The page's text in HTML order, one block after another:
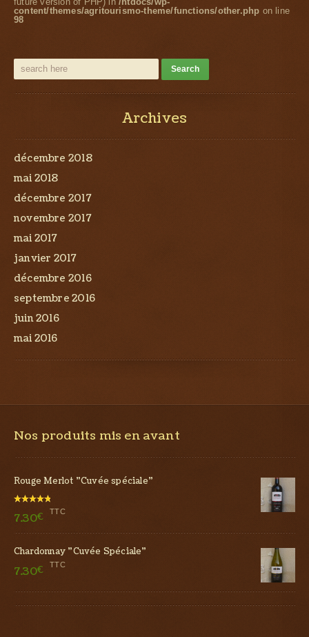
content/themes/agritourismo-theme/functions/other.php on line
98
Archives
décembre 2018
mai 2018
décembre 2017
novembre 2017
mai 2017
janvier 2017
décembre 2016
septembre 2016
juin 2016
mai 2016
Nos produits mis en avant
Rouge Merlot "Cuvée spéciale"
5.00
7.30€ TTC
Chardonnay "Cuvée Spéciale"
7.30€ TTC